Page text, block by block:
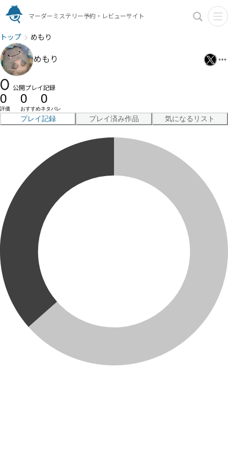
マーダーミステリー予約・レビューサイト
トップ めもり
めもり
0 公開プレイ記録
0
評価
0
おすすめ
0
ネタバレ
プレイ記録 プレイ済み作品 気になるリスト